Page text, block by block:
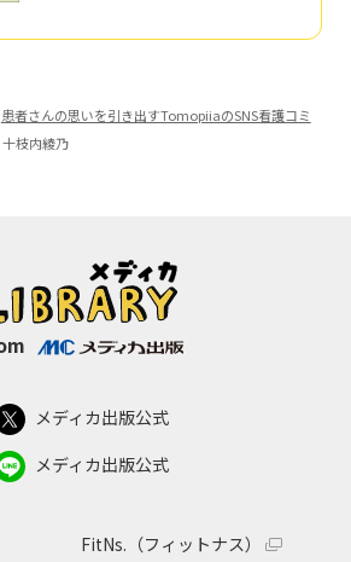
患者さんの思いを引き出すTomopiiaのSNS看護コミ
十枝内綾乃
メディカ出版公式
メディカ出版公式
FitNs.（フィットナス）